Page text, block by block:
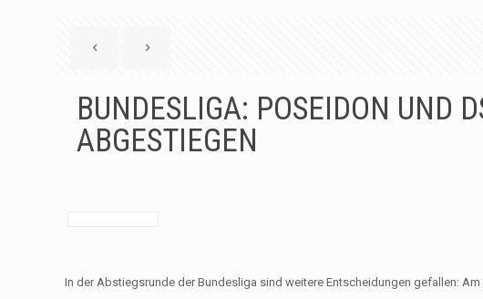
BUNDESLIGA: POSEIDON UND
ABGESTIEGEN
In der Abstiegsrunde der Bundesliga sind weitere Entscheidungen gefallen: